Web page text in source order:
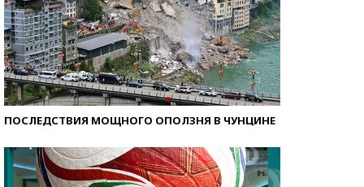
ПОСЛЕДСТВИЯ МОЩНОГО ОПОЛЗНЯ В ЧУНЦИНЕ